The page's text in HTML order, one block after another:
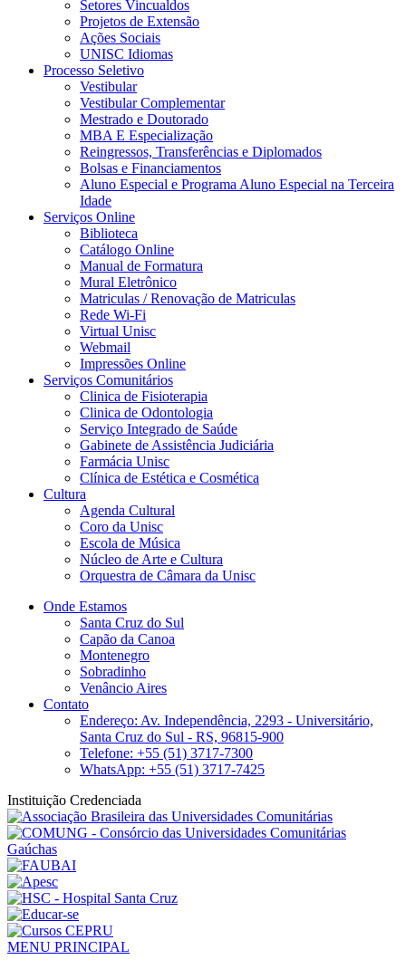
Setores Vincualdos
Projetos de Extensão
Ações Sociais
UNISC Idiomas
Processo Seletivo
Vestibular
Vestibular Complementar
Mestrado e Doutorado
MBA E Especialização
Reingressos, Transferências e Diplomados
Bolsas e Financiamentos
Aluno Especial e Programa Aluno Especial na Terceira
Idade
Serviços Online
Biblioteca
Catálogo Online
Manual de Formatura
Mural Eletrônico
Matriculas / Renovação de Matriculas
Rede Wi-Fi
Virtual Unisc
Webmail
Impressões Online
Serviços Comunitários
Clinica de Fisioterapia
Clinica de Odontologia
Serviço Integrado de Saúde
Gabinete de Assistência Judiciária
Farmácia Unisc
Clínica de Estética e Cosmética
Cultura
Agenda Cultural
Coro da Unisc
Escola de Música
Núcleo de Arte e Cultura
Orquestra de Câmara da Unisc
Onde Estamos
Santa Cruz do Sul
Capão da Canoa
Montenegro
Sobradinho
Venâncio Aires
Contato
Endereço: Av. Independência, 2293 - Universitário,
Santa Cruz do Sul - RS, 96815-900
Telefone: +55 (51) 3717-7300
WhatsApp: +55 (51) 3717-7425
Instituição Credenciada
MENU PRINCIPAL